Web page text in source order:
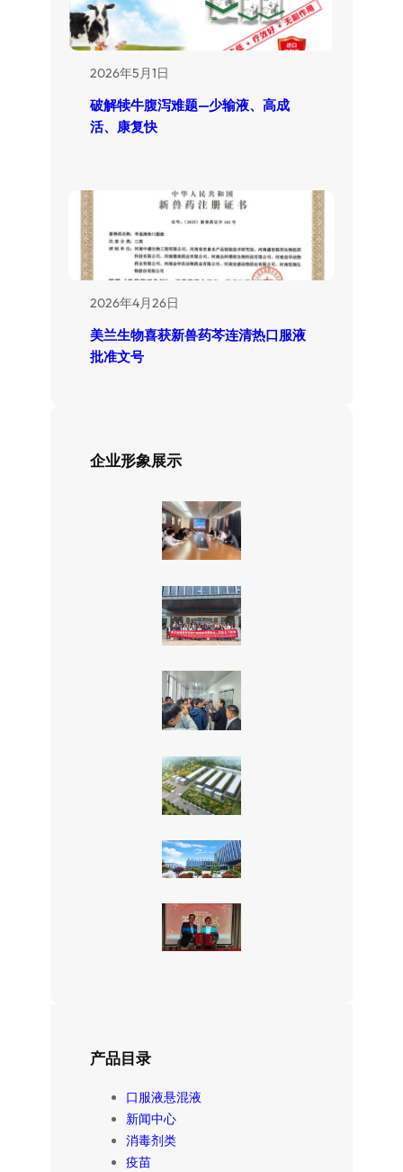
2026年5月1日
破解犊牛腹泻难题—少输液、高成
活、康复快
2026年4月26日
美兰生物喜获新兽药芩连清热口服液
批准文号
企业形象展示
产品目录
口服液悬混液
新闻中心
消毒剂类
疫苗